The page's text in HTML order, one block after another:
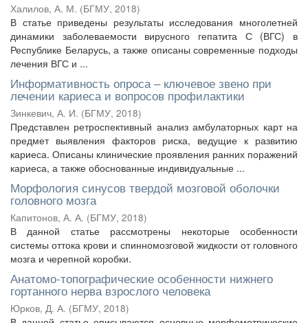
Халилов, А. М. (БГМУ, 2018)
В статье приведены результаты исследования многолетней
динамики заболеваемости вирусного гепатита С (ВГС) в
Республике Беларусь, а также описаны современные подходы
лечения ВГС и ...
Информативность опроса – ключевое звено при
лечении кариеса и вопросов профилактики
Зинкевич, А. И. (БГМУ, 2018)
Представлен ретроспективный анализ амбулаторных карт на
предмет выявления факторов риска, ведущие к развитию
кариеса. Описаны клинические проявления ранних поражений
кариеса, а также обоснованные индивидуальные ...
Морфология синусов твердой мозговой оболочки
головного мозга
Капитонов, А. А. (БГМУ, 2018)
В данной статье рассмотрены некоторые особенности
системы оттока крови и спинномозговой жидкости от головного
мозга и черепной коробки.
Анатомо-топографические особенности нижнего
гортанного нерва взрослого человека
Юрков, Д. А. (БГМУ, 2018)